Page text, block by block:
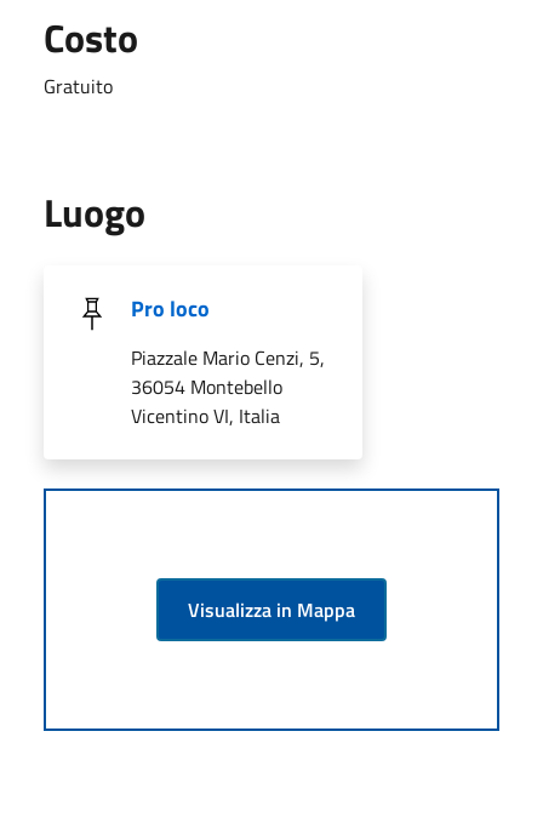
Costo
Gratuito
Luogo
Pro loco
Piazzale Mario Cenzi, 5,
36054 Montebello
Vicentino VI, Italia
Visualizza in Mappa